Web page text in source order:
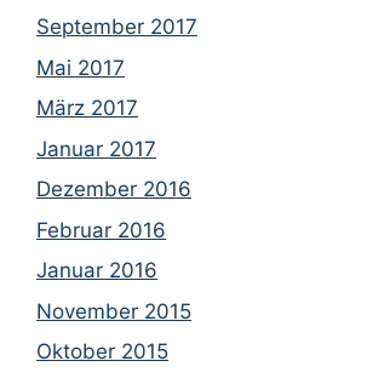
September 2017
Mai 2017
März 2017
Januar 2017
Dezember 2016
Februar 2016
Januar 2016
November 2015
Oktober 2015